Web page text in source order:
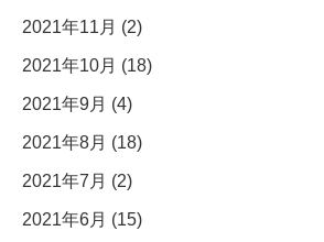
2021年11月 (2)
2021年10月 (18)
2021年9月 (4)
2021年8月 (18)
2021年7月 (2)
2021年6月 (15)